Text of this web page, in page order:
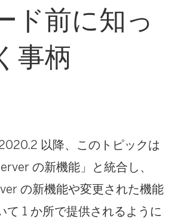
ド前に知っ
事柄
以降、このトピックは
の新機能」と統合し、
の新機能や変更された機能
て 1 か所で提供されるように